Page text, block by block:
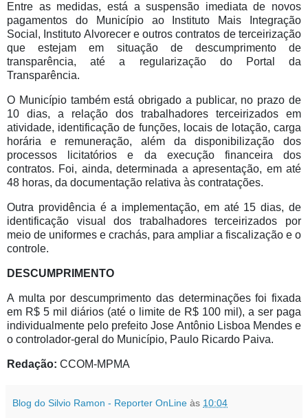
Entre as medidas, está a suspensão imediata de novos
pagamentos do Município ao Instituto Mais Integração
Social, Instituto Alvorecer e outros contratos de terceirização
que estejam em situação de descumprimento de
transparência, até a regularização do Portal da
Transparência.
O Município também está obrigado a publicar, no prazo de
10 dias, a relação dos trabalhadores terceirizados em
atividade, identificação de funções, locais de lotação, carga
horária e remuneração, além da disponibilização dos
processos licitatórios e da execução financeira dos
contratos. Foi, ainda, determinada a apresentação, em até
48 horas, da documentação relativa às contratações.
Outra providência é a implementação, em até 15 dias, de
identificação visual dos trabalhadores terceirizados por
meio de uniformes e crachás, para ampliar a fiscalização e o
controle.
DESCUMPRIMENTO
A multa por descumprimento das determinações foi fixada
em R$ 5 mil diários (até o limite de R$ 100 mil), a ser paga
individualmente pelo prefeito Jose Antônio Lisboa Mendes e
o controlador-geral do Município, Paulo Ricardo Paiva.
Redação: CCOM-MPMA
Blog do Silvio Ramon - Reporter OnLine às 10:04